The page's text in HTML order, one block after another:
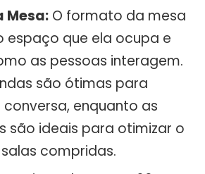
Mesa: O formato da mesa
espaço que ela ocupa e
as pessoas interagem.
são ótimas para
enquanto as
são ideais para otimizar o
compridas.